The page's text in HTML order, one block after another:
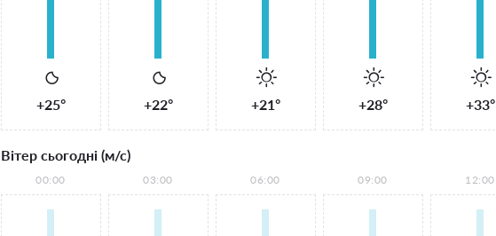
+25° +22° +21° +28° +33°
Вітер сьогодні (м/с)
00:00 03:00 06:00 09:00 12:00